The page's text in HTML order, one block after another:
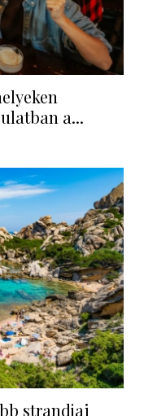
a...
strandjai